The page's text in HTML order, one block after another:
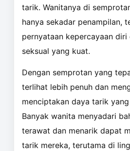
tarik. Wanitanya di
hanya sekadar penampilan,
pernyataan kepercayaan
seksual yang kuat.
Dengan semprotan yang
terlihat lebih penuh dan
menciptakan daya tarik
Banyak wanita menyadari
terawat dan menarik dapat
tarik mereka, terutama di